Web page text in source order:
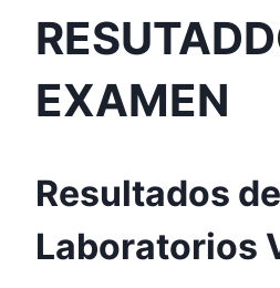
EXAMEN
Resultados de
Laboratorios